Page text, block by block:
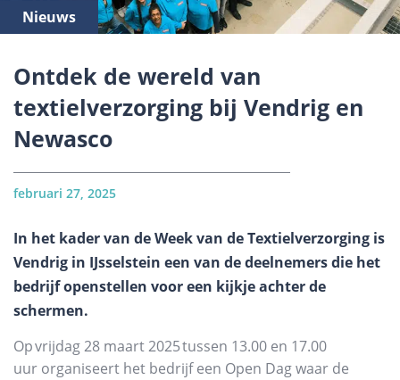
Nieuws
Ontdek de wereld van
textielverzorging bij Vendrig en
Newasco
februari 27, 2025
In het kader van de Week van de Textielverzorging is
Vendrig in IJsselstein een van de deelnemers die het
bedrijf openstellen voor een kijkje achter de
schermen.
Op vrijdag 28 maart 2025 tussen 13.00 en 17.00
uur organiseert het bedrijf een Open Dag waar de